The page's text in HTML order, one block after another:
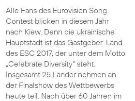
Alle Fans des Eurovision Song
Contest blicken in diesem Jahr
nach Kiew. Denn die ukrainische
Hauptstadt ist das Gastgeber-Land
des ESC 2017, der unter dem Motto
„Celebrate Diversity“ steht.
Insgesamt 25 Länder nehmen an
der Finalshow des Wettbewerbs
heute teil. Nach über 60 Jahren im